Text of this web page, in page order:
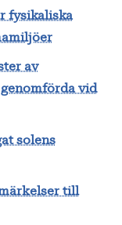
fysikaliska
av
vid
solens
till